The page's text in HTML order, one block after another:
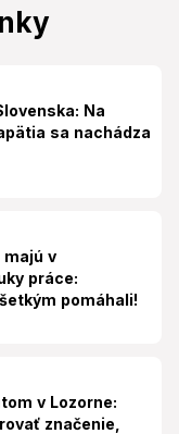
Na
sa nachádza
v
práce:
pomáhali!
v Lozorne:
značenie,